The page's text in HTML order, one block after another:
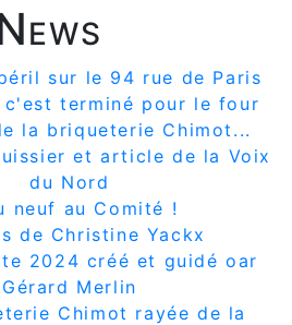
sur le 94 rue de Paris
terminé pour le four
la briqueterie Chimot...
et article de la Voix
du Nord
neuf au Comité !
de Christine Yackx
2024 créé et guidé oar
Gérard Merlin
Chimot rayée de la